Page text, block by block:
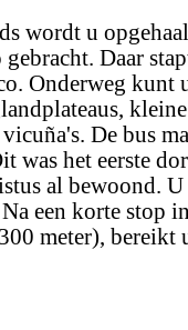
wordt u
gebracht. Daar
Onderweg kunt
vicuña's. De bus
was het eerste
al bewoond.
een korte stop
meter), bereikt